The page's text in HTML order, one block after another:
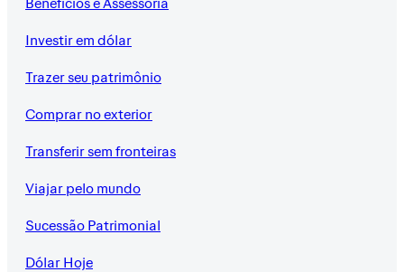
Investir em dólar
Trazer seu patrimônio
Comprar no exterior
Transferir sem fronteiras
Viajar pelo mundo
Sucessão Patrimonial
Dólar Hoje